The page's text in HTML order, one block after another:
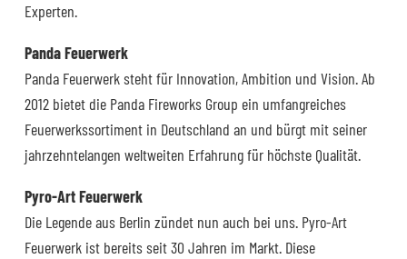
Experten.
Panda Feuerwerk
Panda Feuerwerk steht für Innovation, Ambition und Vision. Ab
2012 bietet die Panda Fireworks Group ein umfangreiches
Feuerwerkssortiment in Deutschland an und bürgt mit seiner
jahrzehntelangen weltweiten Erfahrung für höchste Qualität.
Pyro-Art Feuerwerk
Die Legende aus Berlin zündet nun auch bei uns. Pyro-Art
Feuerwerk ist bereits seit 30 Jahren im Markt. Diese